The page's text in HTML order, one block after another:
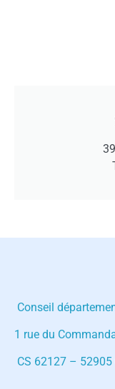
Conseil
1 rue du
CS 62127 – 52905